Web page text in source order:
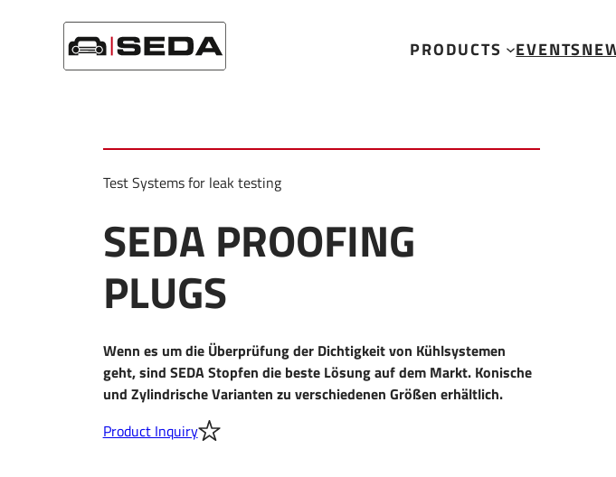
PRODUCTS EVENTS
Home/Products/Testing Equipment
Test Systems for leak testing
SEDA PROOFING
PLUGS
Wenn es um die Überprüfung der Dichtigkeit von Kühlsystemen
geht, sind SEDA Stopfen die beste Lösung auf dem Markt. Konische
und Zylindrische Varianten zu verschiedenen Größen erhältlich.
Product Inquiry